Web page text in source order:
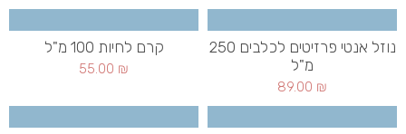
נוזל אנטי פרזיטים לכלבים 250
מ"ל
89.00 ₪
קרם לחיות 100 מ"ל
55.00 ₪